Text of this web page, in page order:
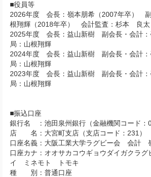
■役員等
2026年度 会長：嶺本朋希（2007年卒）
根翔輝（2018年卒） 会計監査：杉本 良太
2025年度 会長：益山新樹 副会長・会計
局：山根翔輝
2024年度 会長：益山新樹 副会長・会計
局：山根翔輝
2023年度 会長：益山新樹 副会長・会計
局：山根翔輝
■振込口座
銀行名 ：池田泉州銀行（金融機関コード：
店 名：大宮町支店（支店コード：231）
口座名義：大阪工業大学ラグビー会 会計
口座カナ：オオサカコウギョウダイガクラ
イ ミネモト トモキ
種 別：普通口座